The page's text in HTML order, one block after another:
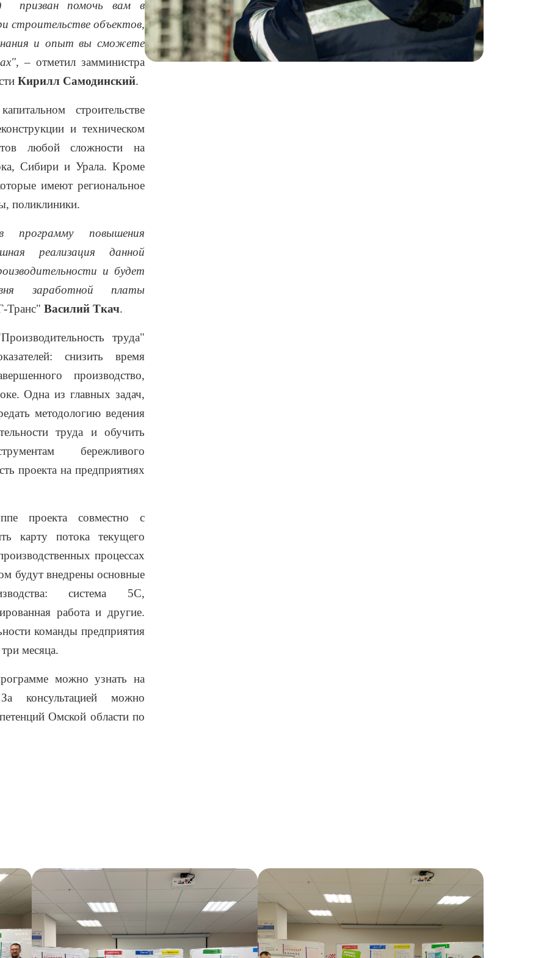
призван помочь вам в
строительстве объектов,
и опыт вы сможете
– отметил замминистра
Кирилл Самодинский.
строительстве
и техническом
любой сложности на
Сибири и Урала. Кроме
имеют региональное
поликлиники.
программу повышения
реализация данной
и будет
заработной платы
Транс" Василий Ткач.
труда"
снизить время
производство,
Одна из главных задач,
методологию ведения
труда и обучить
бережливого
проекта на предприятиях
проекта совместно с
карту потока текущего
процессах
будут внедрены основные
система 5С,
работа и другие.
команды предприятия
месяца.
можно узнать на
консультацией можно
Омской области по